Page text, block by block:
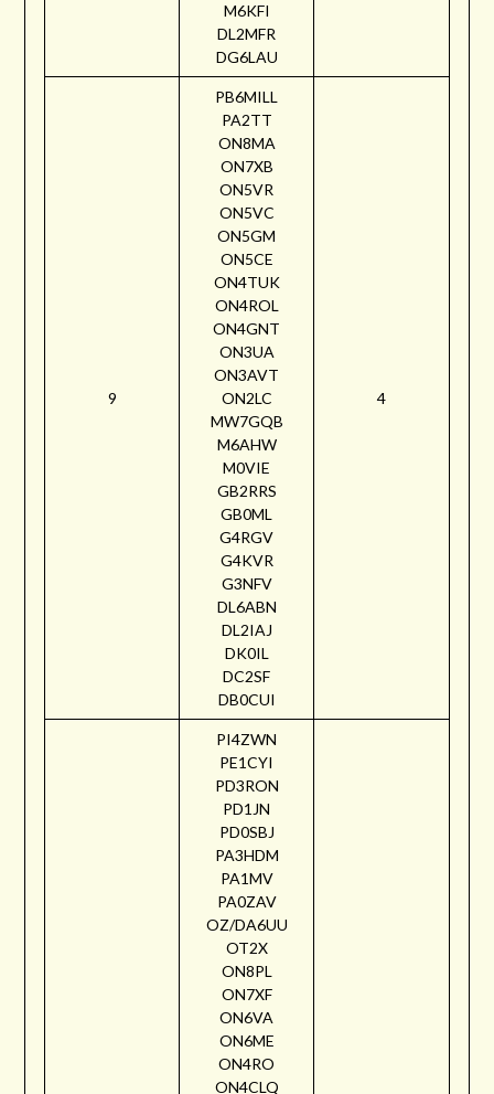
M6KFI
DL2MFR
DG6LAU
9
PB6MILL
PA2TT
ON8MA
ON7XB
ON5VR
ON5VC
ON5GM
ON5CE
ON4TUK
ON4ROL
ON4GNT
ON3UA
ON3AVT
ON2LC
MW7GQB
M6AHW
M0VIE
GB2RRS
GB0ML
G4RGV
G4KVR
G3NFV
DL6ABN
DL2IAJ
DK0IL
DC2SF
DB0CUI
4
PI4ZWN
PE1CYI
PD3RON
PD1JN
PD0SBJ
PA3HDM
PA1MV
PA0ZAV
OZ/DA6UU
OT2X
ON8PL
ON7XF
ON6VA
ON6ME
ON4RO
ON4CLQ